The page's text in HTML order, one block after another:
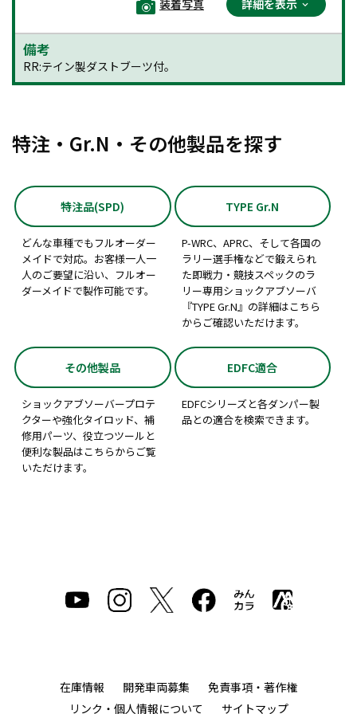
装着写真 詳細を表示
備考
RR:テイン製ダストブーツ付。
特注・Gr.N・その他製品を探す
特注品(SPD)
どんな車種でもフルオーダー
メイドで対応。お客様一人一
人のご要望に沿い、フルオー
ダーメイドで製作可能です。
TYPE Gr.N
P-WRC、APRC、そして各国の
ラリー選手権などで鍛えられ
た即戦力・競技スペックのラ
リー専用ショックアブソーバ
『TYPE Gr.N』の詳細はこちら
からご確認いただけます。
その他製品
ショックアブソーバープロテ
クターや強化タイロッド、補
修用パーツ、役立つツールと
便利な製品はこちらからご覧
いただけます。
EDFC適合
EDFCシリーズと各ダンパー製
品との適合を検索できます。
在庫情報 開発車両募集
免責事項・著作権
リンク・個人情報について
サイトマップ